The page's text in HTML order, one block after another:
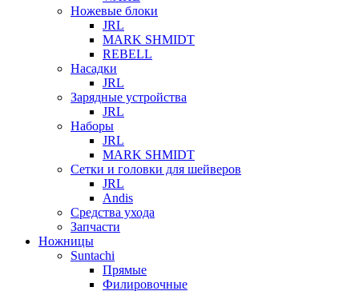
Ножевые блоки
JRL
MARK SHMIDT
REBELL
Насадки
JRL
Зарядные устройства
JRL
Наборы
JRL
MARK SHMIDT
Сетки и головки для шейверов
JRL
Andis
Средства ухода
Запчасти
Ножницы
Suntachi
Прямые
Филировочные